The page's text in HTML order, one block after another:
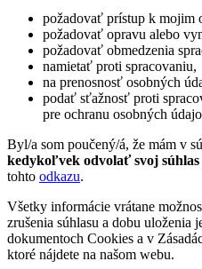
požadovať prístup k mojim
požadovať opravu alebo
požadovať obmedzenia
namietať proti spracovaniu,
na prenosnosť osobných
podať sťažnosť proti
pre ochranu osobných
Byl/a som poučený/á, že mám v
kedykoľvek odvolať svoj súhlas
tohto odkazu.
Všetky informácie vrátane
zrušenia súhlasu a dobu uloženia
dokumentoch Cookies a v
ktoré nájdete na našom webu.